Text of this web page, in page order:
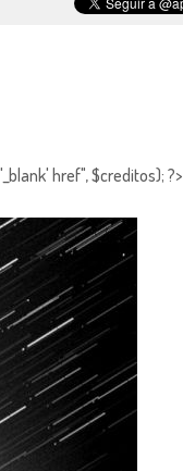
href", $creditos); ?>